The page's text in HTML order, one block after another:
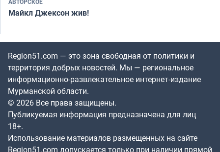
АВТОРСКОЕ
Майкл Джексон жив!
Region51.com — это зона свободная от политики и
территория добрых новостей. Мы — региональное
информационно-развлекательное интернет-издание
Мурманской области.
© 2026 Все права защищены.
Публикуемая информация предназначена для лиц
18+.
Использование материалов размещенных на сайте
Region51.com допускается только при наличии прямой